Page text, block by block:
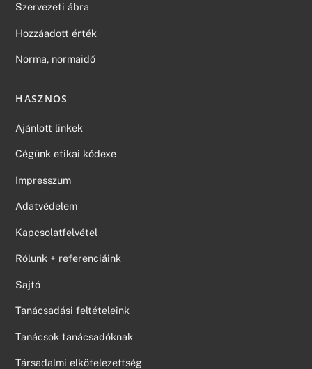
Szervezeti ábra
Hozzáadott érték
Norma, normaidő
HASZNOS
Ajánlott linkek
Cégünk etikai kódexe
Impresszum
Adatvédelem
Kapcsolatfelvétel
Rólunk + referenciáink
Sajtó
Tanácsadási feltételeink
Tanácsok tanácsadóknak
Társadalmi elkötelezettség